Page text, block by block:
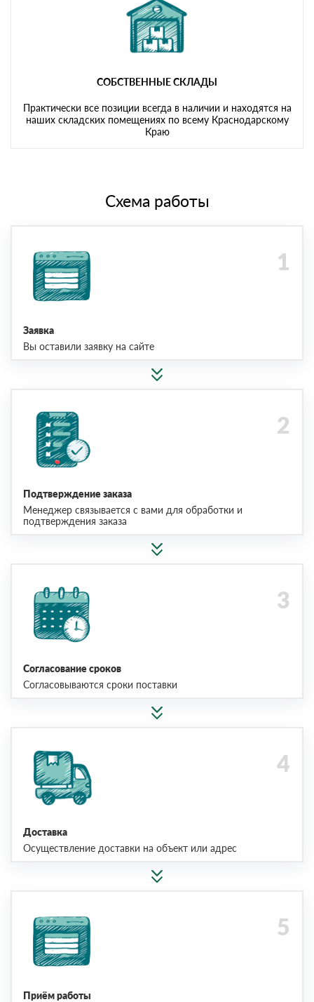
СОБСТВЕННЫЕ СКЛАДЫ
Практически все позиции всегда в наличии и находятся на
наших складских помещениях по всему Краснодарскому
Краю
Схема работы
Заявка
Вы оставили заявку на сайте
Подтверждение заказа
Менеджер связывается с вами для обработки и
подтверждения заказа
Согласование сроков
Согласовываются сроки поставки
Доставка
Осуществление доставки на объект или адрес
Приём работы